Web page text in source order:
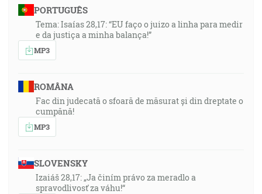
PORTUGUÊS
Tema: Isaías 28,17: “EU faço o juizo a linha para medir
e da justiça a minha balança!”
MP3
ROMÂNA
Fac din judecată o sfoară de măsurat și din dreptate o
cumpănă!
MP3
SLOVENSKY
Izaiáš 28,17: „Ja činím právo za meradlo a
spravodlivosť za váhu!“